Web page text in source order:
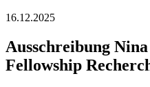
16.12.2025
Ausschreibung
Fellowship